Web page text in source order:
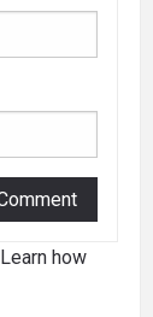
Learn how